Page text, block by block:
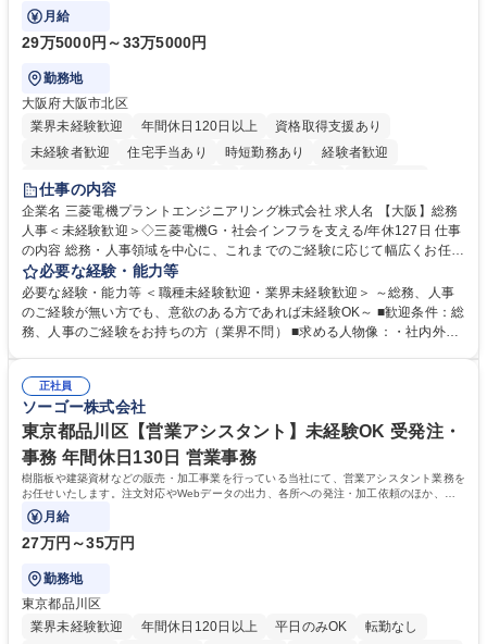
月給
29万5000円～33万5000円
勤務地
大阪府大阪市北区
業界未経験歓迎
年間休日120日以上
資格取得支援あり
未経験者歓迎
住宅手当あり 時短勤務あり
経験者歓迎
退職金あり
駅近5分以内
土日祝休み 服装自由 寮・社宅あり 食事補助あり
仕事の内容
企業名 三菱電機プラントエンジニアリング株式会社 求人名 【大阪】総務
人事＜未経験歓迎＞◇三菱電機G・社会インフラを支える/年休127日 仕事
の内容 総務・人事領域を中心に、これまでのご経験に応じて幅広くお任せ
します。 ＜具体的には＞ ・総務/人事労務（給与・社保・勤怠管理など）
・採用・教育研修 ・福利厚生運用 など ※基本的には事務所勤務ですが、
採用や教育等の業務内容により、関西圏以外への日帰り・宿泊を伴う国内
出張もございます。 ※担当業務を持ちつつ、お互いに助け合いながら、総
必要な経験・能力等
必要な経験・能力等 ＜職種未経験歓迎・業界未経験歓迎＞ ～総務、人事
のご経験が無い方でも、意欲のある方であれば未経験OK～ ■歓迎条件：総
務、人事のご経験をお持ちの方（業界不問） ■求める人物像：・社内外の
正社員
ソーゴー株式会社
東京都品川区【営業アシスタント】未経験OK 受発注・
事務 年間休日130日 営業事務
樹脂板や建築資材などの販売・加工事業を行っている当社にて、営業アシスタント業務を
お任せいたします。注文対応やWebデータの出力、各所への発注・加工依頼のほか、電
話・メール対応等の事務業務を担当します。
月給
27万円～35万円
勤務地
東京都品川区
業界未経験歓迎
年間休日120日以上 平日のみOK
転勤なし